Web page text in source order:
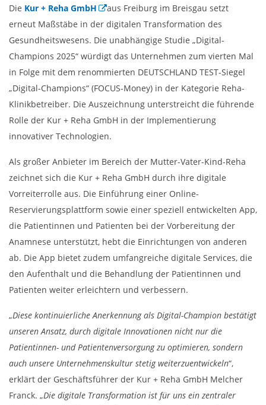
Die Kur + Reha GmbH
aus Freiburg im Breisgau setzt
erneut Maßstäbe in der digitalen Transformation des
Gesundheitswesens. Die unabhängige Studie „Digital-
Champions 2025“ würdigt das Unternehmen zum vierten Mal
in Folge mit dem renommierten DEUTSCHLAND TEST-Siegel
„Digital-Champions“ (FOCUS-Money) in der Kategorie Reha-
Klinikbetreiber. Die Auszeichnung unterstreicht die führende
Rolle der Kur + Reha GmbH in der Implementierung
innovativer Technologien.
Als großer Anbieter im Bereich der Mutter-Vater-Kind-Reha
zeichnet sich die Kur + Reha GmbH durch ihre digitale
Vorreiterrolle aus. Die Einführung einer Online-
Reservierungsplattform sowie einer speziell entwickelten App,
die Patientinnen und Patienten bei der Vorbereitung der
Anamnese unterstützt, hebt die Einrichtungen von anderen
ab. Die App bietet zudem umfangreiche digitale Services, die
den Aufenthalt und die Behandlung der Patientinnen und
Patienten weiter erleichtern und verbessern.
„Diese kontinuierliche Anerkennung als Digital-Champion bestätigt
unseren Ansatz, durch digitale Innovationen nicht nur die
Patientinnen- und Patientenversorgung zu optimieren, sondern
auch unsere Unternehmenskultur stetig weiterzuentwickeln“,
erklärt der Geschäftsführer der Kur + Reha GmbH Melcher
Franck. „Die digitale Transformation ist für uns ein zentraler